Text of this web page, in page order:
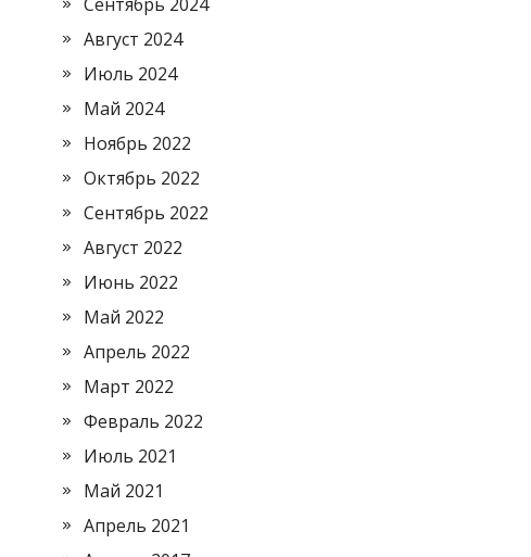
Август 2024
Июль 2024
Май 2024
Ноябрь 2022
Октябрь 2022
Сентябрь 2022
Август 2022
Июнь 2022
Май 2022
Апрель 2022
Март 2022
Февраль 2022
Июль 2021
Май 2021
Апрель 2021